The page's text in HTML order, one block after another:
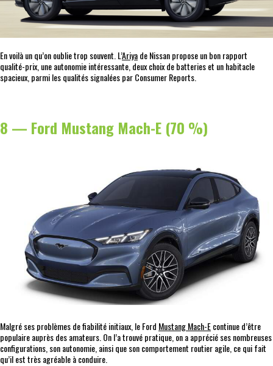
En voilà un qu’on oublie trop souvent. L’Ariyade Nissan propose un bon rapport
qualité-prix, une autonomie intéressante, deux choix de batteries et un habitacle
spacieux, parmi les qualités signalées par Consumer Reports.
8 — Ford Mustang Mach-E (70 %)
Malgré ses problèmes de fiabilité initiaux, le Ford Mustang Mach-Econtinue d’être
populaire auprès des amateurs. On l’a trouvé pratique, on a apprécié ses nombreuses
configurations, son autonomie, ainsi que son comportement routier agile, ce qui fait
qu’il est très agréable à conduire.